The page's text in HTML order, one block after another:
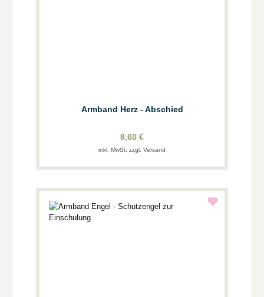
Armband Herz - Abschied
8,60 €
inkl. MwSt. zzgl. Versand